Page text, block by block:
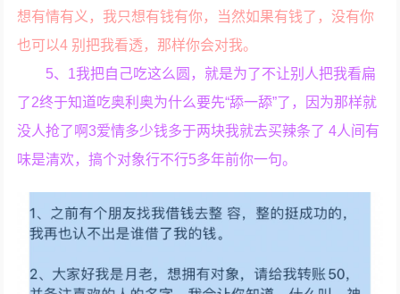
想有情有义，我只想有钱有你，当然如果有钱了，没有你
也可以4 别把我看透，那样你会对我。
5、1我把自己吃这么圆，就是为了不让别人把我看扁
了2终于知道吃奥利奥为什么要先“舔一舔”了，因为那样就
没人抢了啊3爱情多少钱多于两块我就去买辣条了 4人间有
味是清欢，搞个对象行不行5多年前你一句。